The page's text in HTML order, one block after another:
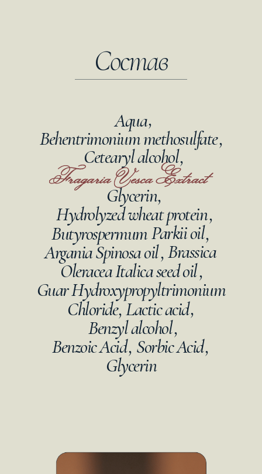
Состав
Aqua
Behentrimonium methosulfate
Cetearyl alcohol
Glycerin
Hydrolyzed wheat protein
ButyrospermumParkii oil
Argania Spinosa oil Brassica
Oleracea Italica seed oil
Lactic acid
Guar Hydroxypropyltrimonium
Chloride
Benzyl alcohol
Benzoic Acid Sorbic Acid
Glycerin
,
,
,
,
,
,
,
,
,
,
,
,
,